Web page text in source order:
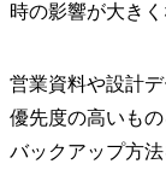
時の影響が大きく
営業資料や設計
優先度の高いも
バックアップ方